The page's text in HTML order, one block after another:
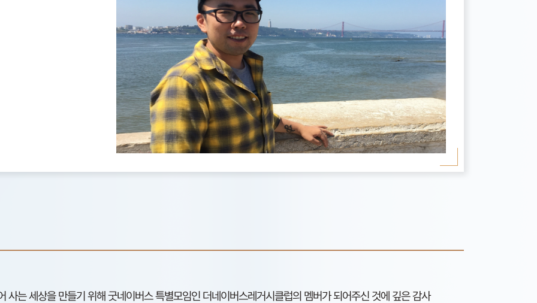
사는 세상을 만들기 위해 굿네이버스 특별모임인 더네이버스레거시클럽의 멤버가 되어주신 것에 깊은 감사